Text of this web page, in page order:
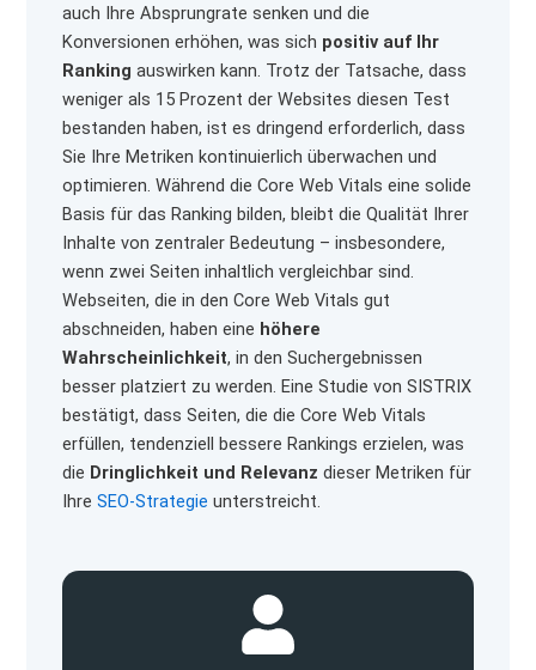
auch Ihre Absprungrate senken und die
Konversionen erhöhen, was sich positiv auf Ihr
Ranking auswirken kann. Trotz der Tatsache, dass
weniger als 15 Prozent der Websites diesen Test
bestanden haben, ist es dringend erforderlich, dass
Sie Ihre Metriken kontinuierlich überwachen und
optimieren. Während die Core Web Vitals eine solide
Basis für das Ranking bilden, bleibt die Qualität Ihrer
Inhalte von zentraler Bedeutung – insbesondere,
wenn zwei Seiten inhaltlich vergleichbar sind.
Webseiten, die in den Core Web Vitals gut
abschneiden, haben eine höhere
Wahrscheinlichkeit, in den Suchergebnissen
besser platziert zu werden. Eine Studie von SISTRIX
bestätigt, dass Seiten, die die Core Web Vitals
erfüllen, tendenziell bessere Rankings erzielen, was
die Dringlichkeit und Relevanz dieser Metriken für
IhreSEO-Strategie unterstreicht.